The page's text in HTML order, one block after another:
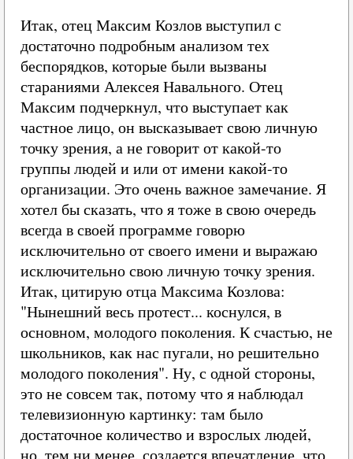
Итак, отец Максим Козлов выступил с
достаточно подробным анализом тех
беспорядков, которые были вызваны
стараниями Алексея Навального. Отец
Максим подчеркнул, что выступает как
частное лицо, он высказывает свою личную
точку зрения, а не говорит от какой-то
группы людей и или от имени какой-то
организации. Это очень важное замечание. Я
хотел бы сказать, что я тоже в свою очередь
всегда в своей программе говорю
исключительно от своего имени и выражаю
исключительно свою личную точку зрения.
Итак, цитирую отца Максима Козлова:
"Нынешний весь протест... коснулся, в
основном, молодого поколения. К счастью, не
школьников, как нас пугали, но решительно
молодого поколения". Ну, с одной стороны,
это не совсем так, потому что я наблюдал
телевизионную картинку: там было
достаточное количество и взрослых людей,
но, тем ни менее, создается впечатление, что